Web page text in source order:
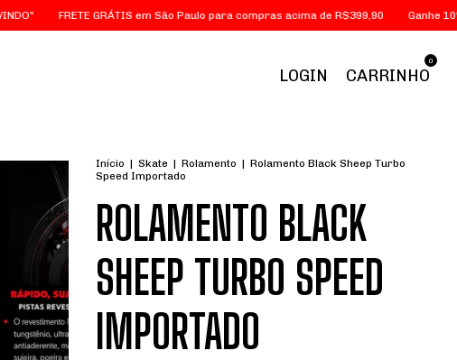
FRETE GRÁTIS em São Paulo para compras acima de R$399,90 Ganhe 10% Off
LOGIN CARRINHO
0
Início | Skate | Rolamento | Rolamento Black Sheep Turbo
Speed Importado
ROLAMENTO BLACK
SHEEP TURBO SPEED
IMPORTADO